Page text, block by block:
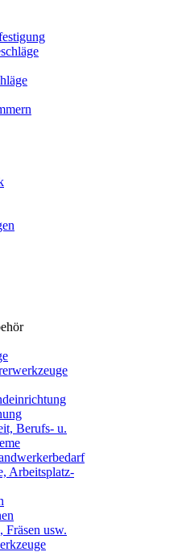
Berufs- u.
Arbeitsplatz-
Fräsen usw.